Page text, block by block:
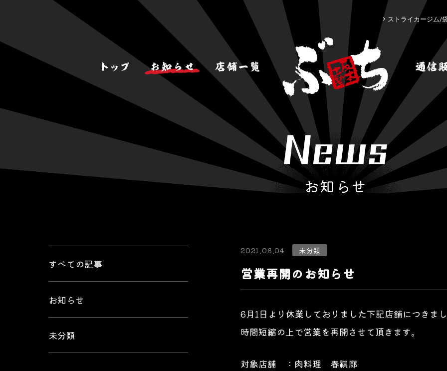
ストライカージム/
お知らせ
2021.06.04 未分類
営業再開のお知らせ
6月1日より休業しておりました下記店舗につきまし
時間短縮の上で営業を再開させて頂きます。
対象店舗 ：肉料理 春祺廊
すべての記事
お知らせ
未分類